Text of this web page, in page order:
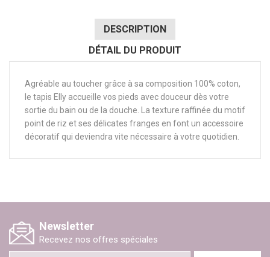
DESCRIPTION
DÉTAIL DU PRODUIT
Agréable au toucher grâce à sa composition 100% coton,
le tapis Elly accueille vos pieds avec douceur dès votre
sortie du bain ou de la douche. La texture raffinée du motif
point de riz et ses délicates franges en font un accessoire
décoratif qui deviendra vite nécessaire à votre quotidien.
Newsletter
Recevez nos offres spéciales